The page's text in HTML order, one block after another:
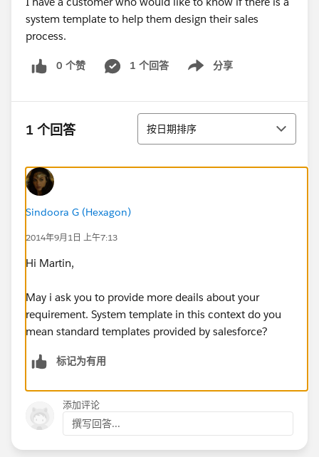
system template to help them design their sales
process.
0 个赞 1 个回答 分享
Show menu
1 个回答 排序
按日期排序
Sindoora G (Hexagon)
2014年9月1日 上午7:13
Hi Martin,
May i ask you to provide more deails about your
requirement. System template in this context do you
mean standard templates provided by salesforce?
标记为有用
添加评论
撰写回答...